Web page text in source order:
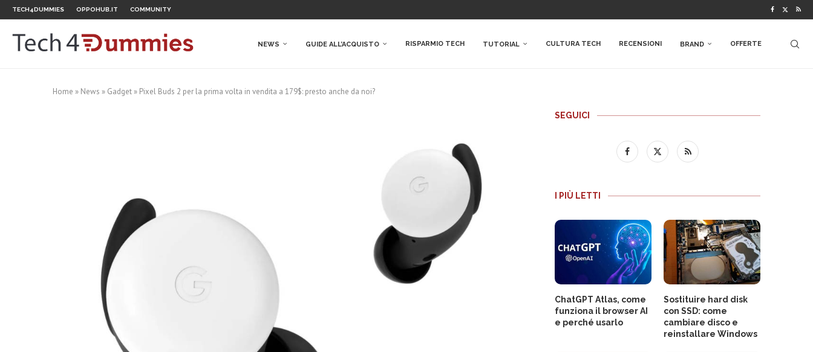
TECH4DUMMIES OPPOHUB.IT COMMUNITY
NEWS GUIDE ALL’ACQUISTO RISPARMIO TECH TUTORIAL CULTURA TECH RECENSIONI BRAND OFFERTE
Home » News » Gadget » Pixel Buds 2 per la prima volta in vendita a 179$: presto anche da noi?
SEGUICI
I PIÙ LETTI
ChatGPT Atlas, come
funziona il browser AI
e perché usarlo
Sostituire hard disk
con SSD: come
cambiare disco e
reinstallare Windows